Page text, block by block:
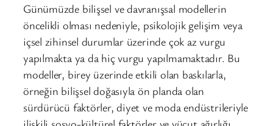
Günümüzde bilişsel ve davranışsal modellerin
öncelikli olması nedeniyle, psikolojik gelişim veya
içsel zihinsel durumlar üzerinde çok az vurgu
yapılmakta ya da hiç vurgu yapılmamaktadır. Bu
modeller, birey üzerinde etkili olan baskılarla,
örneğin bilişsel doğasıyla ön planda olan
sürdürücü faktörler, diyet ve moda endüstrileriyle